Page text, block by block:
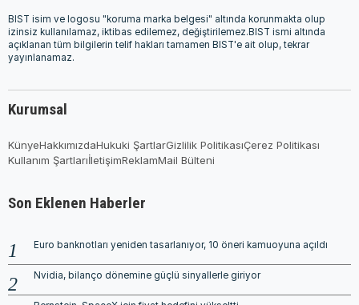
BIST isim ve logosu "koruma marka belgesi" altında korunmakta olup
izinsiz kullanılamaz, iktibas edilemez, değiştirilemez.BIST ismi altında
açıklanan tüm bilgilerin telif hakları tamamen BIST'e ait olup, tekrar
yayınlanamaz.
Kurumsal
KünyeHakkımızdaHukuki ŞartlarGizlilik PolitikasıÇerez Politikası
Kullanım ŞartlarıİletişimReklamMail Bülteni
Son Eklenen Haberler
Euro banknotları yeniden tasarlanıyor, 10 öneri kamuoyuna açıldı
Nvidia, bilanço dönemine güçlü sinyallerle giriyor